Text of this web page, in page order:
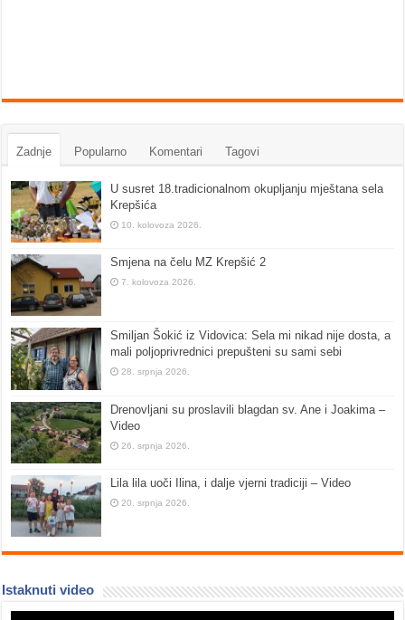
Zadnje Popularno Komentari Tagovi
U susret 18.tradicionalnom okupljanju mještana sela
Krepšića
10. kolovoza 2026.
Smjena na čelu MZ Krepšić 2
7. kolovoza 2026.
Smiljan Šokić iz Vidovica: Sela mi nikad nije dosta, a
mali poljoprivrednici prepušteni su sami sebi
28. srpnja 2026.
Drenovljani su proslavili blagdan sv. Ane i Joakima –
Video
26. srpnja 2026.
Lila lila uoči Ilina, i dalje vjerni tradiciji – Video
20. srpnja 2026.
Istaknuti video